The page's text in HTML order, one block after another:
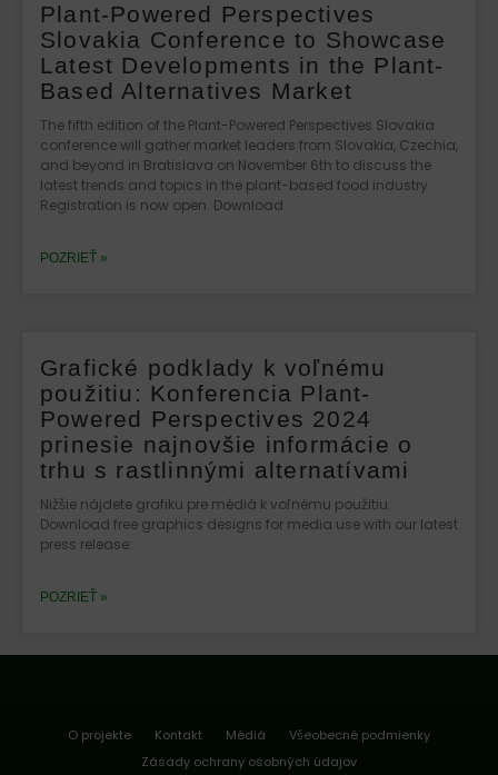
Plant-Powered Perspectives
Slovakia Conference to Showcase
Latest Developments in the Plant-
Based Alternatives Market
The fifth edition of the Plant-Powered Perspectives Slovakia
conference will gather market leaders from Slovakia, Czechia,
and beyond in Bratislava on November 6th to discuss the
latest trends and topics in the plant-based food industry.
Registration is now open. Download
POZRIEŤ »
Grafické podklady k voľnému
použitiu: Konferencia Plant-
Powered Perspectives 2024
prinesie najnovšie informácie o
trhu s rastlinnými alternatívami
Nižšie nájdete grafiku pre médiá k voľnému použitiu:
Download free graphics designs for media use with our latest
press release:
POZRIEŤ »
O projekte Kontakt Médiá
Všeobecné podmienky
Zásady ochrany osobných údajov